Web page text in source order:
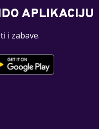
APLIKACIJU
i zabave.